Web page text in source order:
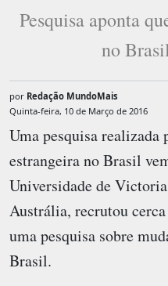
Pesquisa aponta
no
por Redação MundoMais
Quinta-feira, 10 de Março de 2016
Uma pesquisa realizada
estrangeira no Brasil
Universidade de
Austrália, recrutou
uma pesquisa sobre
Brasil.